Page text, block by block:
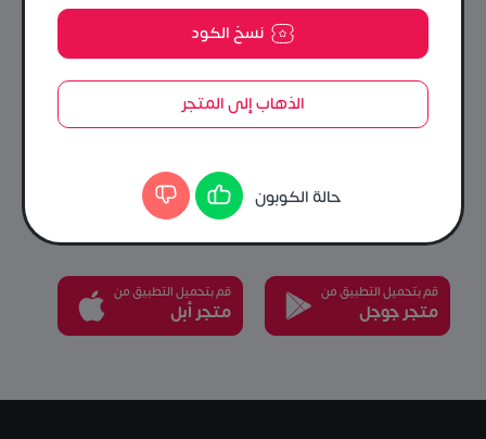
نسخ الكود
الذهاب إلى المتجر
حالة الكوبون
حمل تطبيق إيزي كوبون و إستفد
من أقوى أكواد الخصم.
أقوى الكوبونات تجدها كلها في مكان واحد
قم بتحميل التطبيق من
متجر جوجل
قم بتحميل التطبيق من
متجر أبل